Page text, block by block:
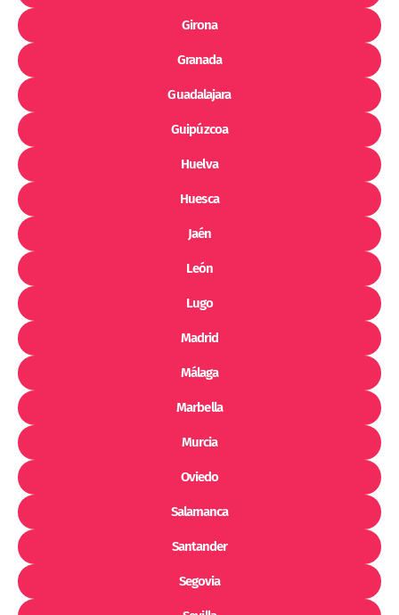
Girona
Granada
Guadalajara
Guipúzcoa
Huelva
Huesca
Jaén
León
Lugo
Madrid
Málaga
Marbella
Murcia
Oviedo
Salamanca
Santander
Segovia